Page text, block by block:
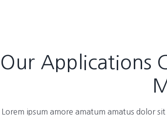
Our Applications
Lorem ipsum amore amatum amatus dolor